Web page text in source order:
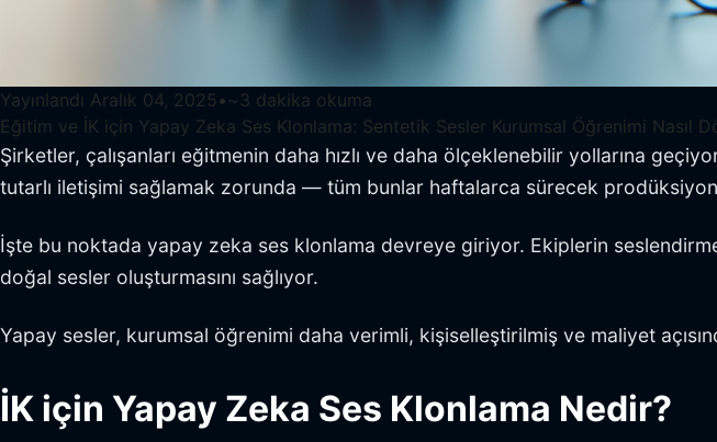
Yayınlandı Aralık 04, 2025 • ~3 dakika okuma
Eğitim ve İK için Yapay Zeka Ses Klonlama: Sentetik Sesler Kurumsal Öğrenimi Nasıl
Şirketler, çalışanları eğitmenin daha hızlı ve daha ölçeklenebilir yollarına
tutarlı iletişimi sağlamak zorunda — tüm bunlar haftalarca sürecek
İşte bu noktada yapay zeka ses klonlama devreye giriyor. Ekiplerin
doğal sesler oluşturmasını sağlıyor.
Yapay sesler, kurumsal öğrenimi daha verimli, kişiselleştirilmiş ve maliyet
İK için Yapay Zeka Ses Klonlama Nedir?